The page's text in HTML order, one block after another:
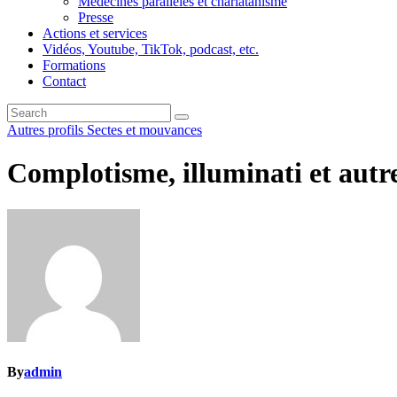
Presse
Actions et services
Vidéos, Youtube, TikTok, podcast, etc.
Formations
Contact
Autres profils Sectes et mouvances
Complotisme, illuminati et
Byadmin